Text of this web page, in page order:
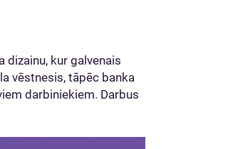
dizainu, kur galvenais
vēstnesis, tāpēc banka
darbiniekiem. Darbus